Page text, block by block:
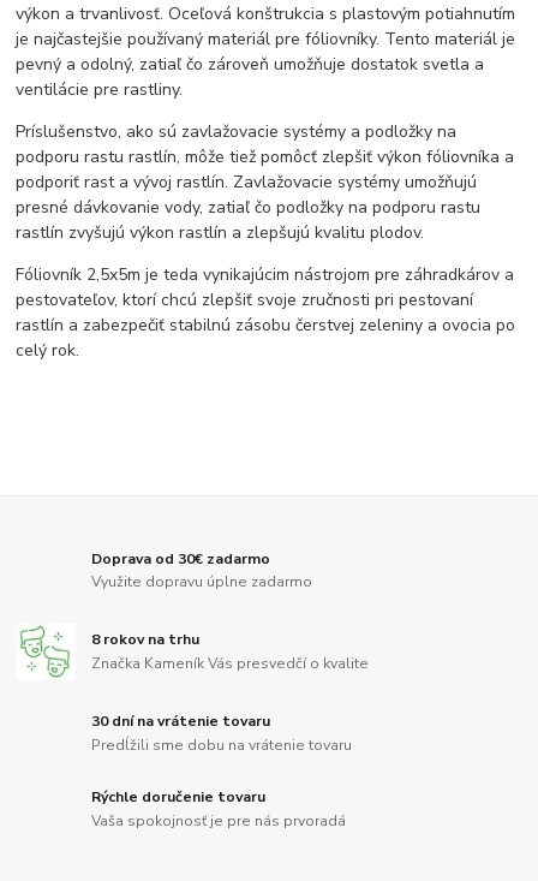
výkon a trvanlivosť. Oceľová konštrukcia s plastovým potiahnutím
je najčastejšie používaný materiál pre fóliovníky. Tento materiál je
pevný a odolný, zatiaľ čo zároveň umožňuje dostatok svetla a
ventilácie pre rastliny.
Príslušenstvo, ako sú zavlažovacie systémy a podložky na
podporu rastu rastlín, môže tiež pomôcť zlepšiť výkon fóliovníka a
podporiť rast a vývoj rastlín. Zavlažovacie systémy umožňujú
presné dávkovanie vody, zatiaľ čo podložky na podporu rastu
rastlín zvyšujú výkon rastlín a zlepšujú kvalitu plodov.
Fóliovník 2,5x5m je teda vynikajúcim nástrojom pre záhradkárov a
pestovateľov, ktorí chcú zlepšiť svoje zručnosti pri pestovaní
rastlín a zabezpečiť stabilnú zásobu čerstvej zeleniny a ovocia po
celý rok.
Doprava od 30€ zadarmo
Využite dopravu úplne zadarmo
8 rokov na trhu
Značka Kameník Vás presvedčí o kvalite
30 dní na vrátenie tovaru
Predĺžili sme dobu na vrátenie tovaru
Rýchle doručenie tovaru
Vaša spokojnosť je pre nás prvoradá